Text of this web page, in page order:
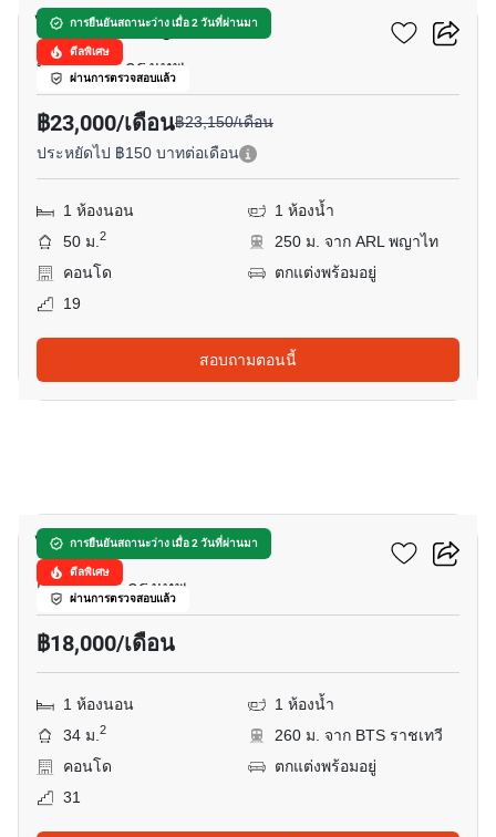
การยืนยันสถานะว่าง เมื่อ 2 วันที่ผ่านมา
ดีลพิเศษ
ผ่านการตรวจสอบแล้ว
ไอดิโอ คิว พญาไท
ทุ่งพญาไท, กรุงเทพ
฿23,000/เดือน฿23,150/เดือน
ประหยัดไป ฿150 บาทต่อเดือน
1 ห้องนอน
1 ห้องน้ำ
50 ม.2
250 ม. จาก ARL พญาไท
คอนโด
ตกแต่งพร้อมอยู่
19
สอบถามตอนนี้
การยืนยันสถานะว่าง เมื่อ 2 วันที่ผ่านมา
ดีลพิเศษ
ผ่านการตรวจสอบแล้ว
ไอดีโอ คิว ราชเทวี
เพชรรามา, กรุงเทพ
฿18,000/เดือน
1 ห้องนอน
1 ห้องน้ำ
34 ม.2
260 ม. จาก BTS ราชเทวี
คอนโด
ตกแต่งพร้อมอยู่
31